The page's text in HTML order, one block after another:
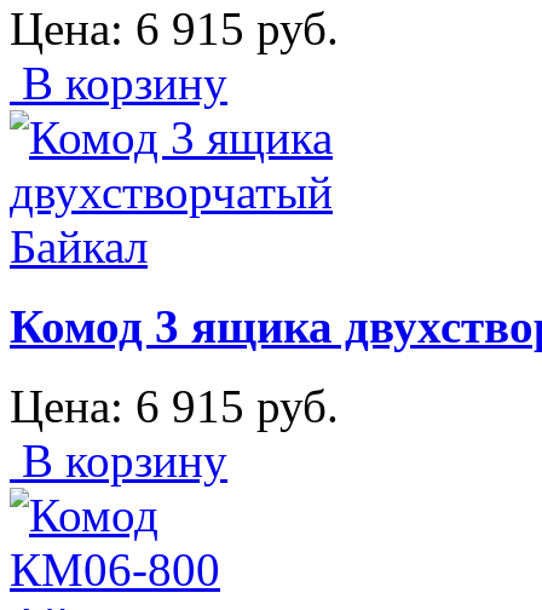
Цена: 6 915 руб.
В корзину
Комод 3 ящика
Цена: 6 915 руб.
В корзину